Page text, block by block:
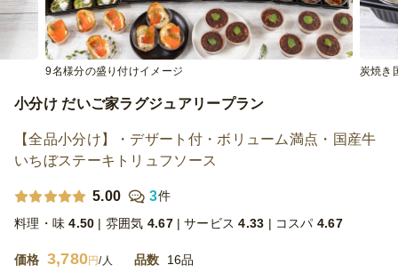
9名様分の盛り付けイメージ 炭焼き
小分け だいご家ラグジュアリープラン
【全品小分け】・デザート付・ボリューム満点・国産牛
いちぼステーキトリュフソース
5.00 3件
料理・味 4.50 雰囲気 4.67 サービス 4.33 コスパ 4.67
価格 3,780円/人 品数 16品